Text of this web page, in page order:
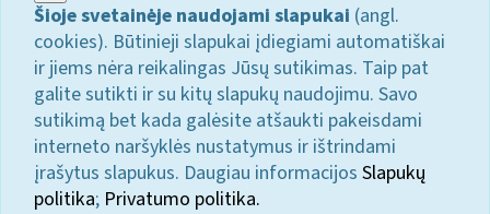
Šioje svetainėje naudojami slapukai (angl.
cookies). Būtinieji slapukai įdiegiami automatiškai
ir jiems nėra reikalingas Jūsų sutikimas. Taip pat
galite sutikti ir su kitų slapukų naudojimu. Savo
sutikimą bet kada galėsite atšaukti pakeisdami
interneto naršyklės nustatymus ir ištrindami
įrašytus slapukus. Daugiau informacijos Slapukų
politika; Privatumo politika.